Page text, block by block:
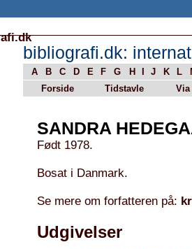
bibliografi.dk:
A B C D E F G H J K L
Forside
Tidstavle Via
SANDRA
Født 1978.
Bosat i Danmark.
Se mere om forfatteren på:
Udgivelser